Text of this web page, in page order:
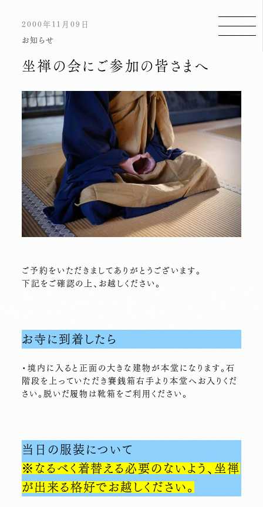
2000年11月09日
お知らせ
坐禅の会にご参加の皆さまへ
ご予約をいただきましてありがとうございます。
下記をご確認の上、お越しください。
お寺に到着したら
・境内に入ると正面の大きな建物が本堂になります。石
階段を上っていただき賽銭箱右手より本堂へお入りくだ
さい。脱いだ履物は靴箱をご利用ください。
当日の服装について
※なるべく着替える必要のないよう、坐禅
が出来る格好でお越しください。